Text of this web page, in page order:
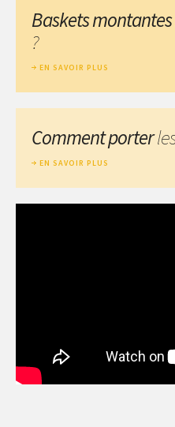
Baskets montantes
?
EN SAVOIR PLUS
Comment porter
EN SAVOIR PLUS